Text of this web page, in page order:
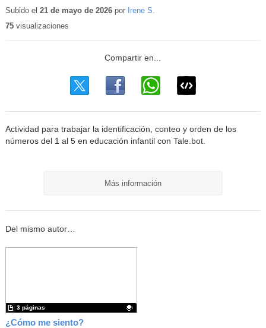
Subido el 21 de mayo de 2026por Irene S.
75visualizaciones
Actividad para trabajar la identificación, conteo y orden de los
números del 1 al 5 en educación infantil con Tale.bot.
Más información
Del mismo autor…
¿Cómo me siento?
3 páginas